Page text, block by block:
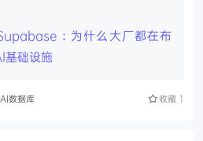
：为什么大厂都在布
础设施
AI数据库 收藏 1